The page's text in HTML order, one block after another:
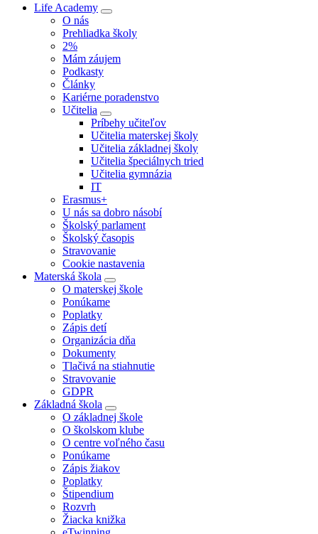
Life Academy
O nás
Prehliadka školy
2%
Mám záujem
Podkasty
Články
Kariérne poradenstvo
Učitelia
Príbehy učiteľov
Učitelia materskej školy
Učitelia základnej školy
Učitelia špeciálnych tried
Učitelia gymnázia
IT
Erasmus+
U nás sa dobro násobí
Školský parlament
Školský časopis
Stravovanie
Cookie nastavenia
Materská škola
O materskej škole
Ponúkame
Poplatky
Zápis detí
Organizácia dňa
Dokumenty
Tlačivá na stiahnutie
Stravovanie
GDPR
Základná škola
O základnej škole
O školskom klube
O centre voľného času
Ponúkame
Zápis žiakov
Poplatky
Štipendium
Rozvrh
Žiacka knižka